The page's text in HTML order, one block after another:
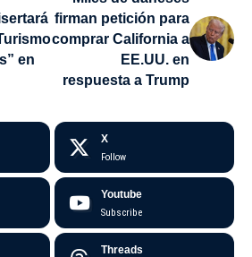
en
firman petición para
comprar California a
EE.UU. en
respuesta a Trump
X
Follow
Youtube
Subscribe
Threads